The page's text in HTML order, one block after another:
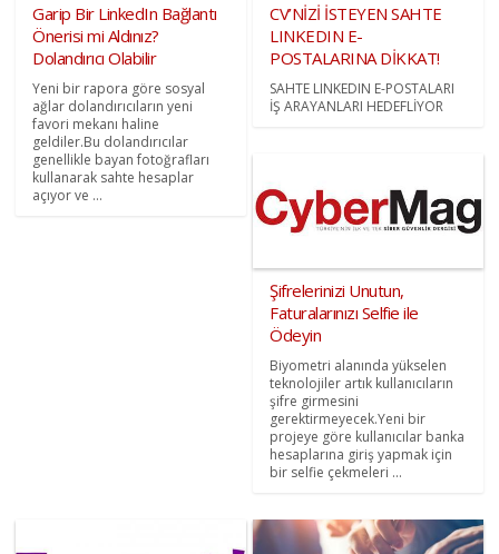
Garip Bir LinkedIn Bağlantı
Önerisi mi Aldınız?
Dolandırıcı Olabilir
Yeni bir rapora göre sosyal
ağlar dolandırıcıların yeni
favori mekanı haline
geldiler.Bu dolandırıcılar
genellikle bayan fotoğrafları
kullanarak sahte hesaplar
açıyor ve ...
CV’NİZİ İSTEYEN SAHTE
LINKEDIN E-
POSTALARINA DİKKAT!
SAHTE LINKEDIN E-POSTALARI
İŞ ARAYANLARI HEDEFLİYOR
Şifrelerinizi Unutun,
Faturalarınızı Selfie ile
Ödeyin
Biyometri alanında yükselen
teknolojiler artık kullanıcıların
şifre girmesini
gerektirmeyecek.Yeni bir
projeye göre kullanıcılar banka
hesaplarına giriş yapmak için
bir selfie çekmeleri ...